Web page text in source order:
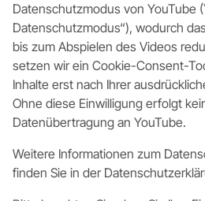
Datenschutzmodus von YouTube
Datenschutzmodus“), wodurch
bis zum Abspielen des Videos
setzen wir ein Cookie-Consent-
Inhalte erst nach Ihrer
Ohne diese Einwilligung erfolgt
Datenübertragung an YouTube.
Weitere Informationen zum
finden Sie in der